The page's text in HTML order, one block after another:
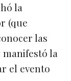
la
(que
las
la
el evento